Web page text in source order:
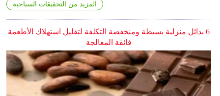
المزيد من التحقيقات السياحية
6 بدائل منزلية بسيطة ومنخفضة التكلفة لتقليل استهلاك الأطعمة
فائقة المعالجة